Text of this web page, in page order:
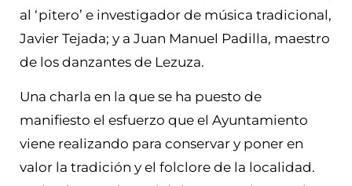
al ‘pitero’ e investigador de música tradicional,
Javier Tejada; y a Juan Manuel Padilla, maestro
de los danzantes de Lezuza.
Una charla en la que se ha puesto de
manifiesto el esfuerzo que el Ayuntamiento
viene realizando para conservar y poner en
valor la tradición y el folclore de la localidad.